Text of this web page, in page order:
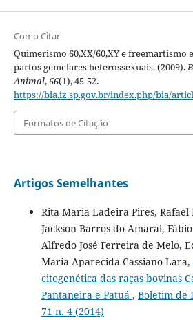
Como Citar
Quimerismo 60,XX/60,XY e freemartismo
partos gemelares heterossexuais. (2009).
Animal,66(1), 45-52.
https://bia.iz.sp.gov.br/index.php/bia/
Formatos de Citação
Artigos Semelhantes
Rita Maria Ladeira Pires,
Jackson Barros do Amaral,
Alfredo José Ferreira de Melo,
Maria Aparecida Cassiano Lara,
citogenética das raças bovinas
Pantaneira e Patuá , Boletim de
71 n. 4 (2014)